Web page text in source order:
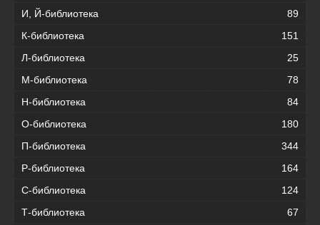
И, Й-библиотека
89
К-библиотека
151
Л-библиотека
25
М-библиотека
78
Н-библиотека
84
О-библиотека
180
П-библиотека
344
Р-библиотека
164
С-библиотека
124
Т-библиотека
67